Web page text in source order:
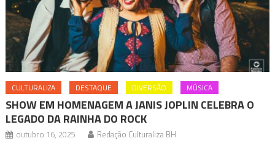
CULTURALIZA DESTAQUE DIVERSÃO MÚSICA
SHOW EM HOMENAGEM A JANIS JOPLIN CELEBRA O
LEGADO DA RAINHA DO ROCK
outubro 16, 2025 Redação Culturaliza BH